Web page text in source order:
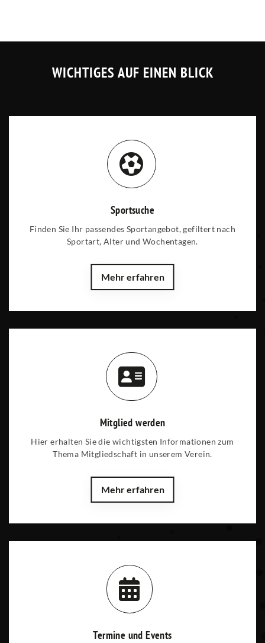
WICHTIGES AUF EINEN BLICK
Sportsuche
Finden Sie Ihr passendes Sportangebot, gefiltert nach
Sportart, Alter und Wochentagen.
Mehr erfahren
Mitglied werden
Hier erhalten Sie die wichtigsten Informationen zum
Thema Mitgliedschaft in unserem Verein.
Mehr erfahren
Termine und Events